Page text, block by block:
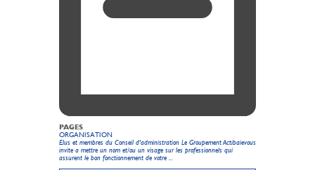
PAGES
ORGANISATION
Elus et membres du Conseil d'administration Le Groupement Actibaievous
invite a mettre un nom et/ou un visage sur les professionnels qui
assurent le bon fonctionnement de votre ...